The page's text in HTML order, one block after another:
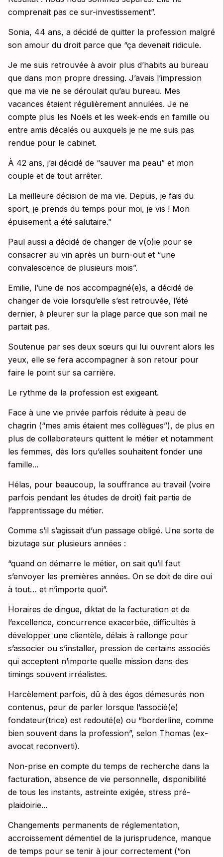
comprenait pas ce sur-investissement”.
Sonia, 44 ans, a décidé de quitter la profession malgré
son amour du droit parce que “ça devenait ridicule.
Je me suis retrouvée à avoir plus d’habits au bureau
que dans mon propre dressing. J’avais l’impression
que ma vie ne se déroulait qu’au bureau. Mes
vacances étaient régulièrement annulées. Je ne
compte plus les Noëls et les week-ends en famille ou
entre amis décalés ou auxquels je ne me suis pas
rendue pour le cabinet.
À 42 ans, j’ai décidé de “sauver ma peau” et mon
couple et de tout arrêter.
La meilleure décision de ma vie. Depuis, je fais du
sport, je prends du temps pour moi, je vis ! Mon
épuisement a été salutaire.”
Paul aussi a décidé de changer de v(o)ie pour se
consacrer au vin après un burn-out et “une
convalescence de plusieurs mois”.
Emilie, l’une de nos accompagné(e)s, a décidé de
changer de voie lorsqu’elle s’est retrouvée, l’été
dernier, à pleurer sur la plage parce que son mail ne
partait pas.
Soutenue par ses deux sœurs qui lui ouvrent alors les
yeux, elle se fera accompagner à son retour pour
faire le point sur sa carrière.
Le rythme de la profession est exigeant.
Face à une vie privée parfois réduite à peau de
chagrin (“mes amis étaient mes collègues”), de plus en
plus de collaborateurs quittent le métier et notamment
les femmes, dès lors qu’elles souhaitent fonder une
famille...
Hélas, pour beaucoup, la souffrance au travail (voire
parfois pendant les études de droit) fait partie de
l’apprentissage du métier.
Comme s’il s’agissait d’un passage obligé. Une sorte de
bizutage sur plusieurs années :
“quand on démarre le métier, on sait qu’il faut
s’envoyer les premières années. On se doit de dire oui
à tout… et n’importe quoi”.
Horaires de dingue, diktat de la facturation et de
l’excellence, concurrence exacerbée, difficultés à
développer une clientèle, délais à rallonge pour
s’associer ou s’installer, pression de certains associés
qui acceptent n’importe quelle mission dans des
timings souvent irréalistes.
Harcèlement parfois, dû à des égos démesurés non
contenus, peur de parler lorsque l’associé(e)
fondateur(trice) est redouté(e) ou “borderline, comme
bien souvent dans la profession”, selon Thomas (ex-
avocat reconverti).
Non-prise en compte du temps de recherche dans la
facturation, absence de vie personnelle, disponibilité
de tous les instants, astreinte exigée, stress pré-
plaidoirie...
Changements permanents de réglementation,
accroissement démentiel de la jurisprudence, manque
de temps pour se tenir à jour correctement (“on